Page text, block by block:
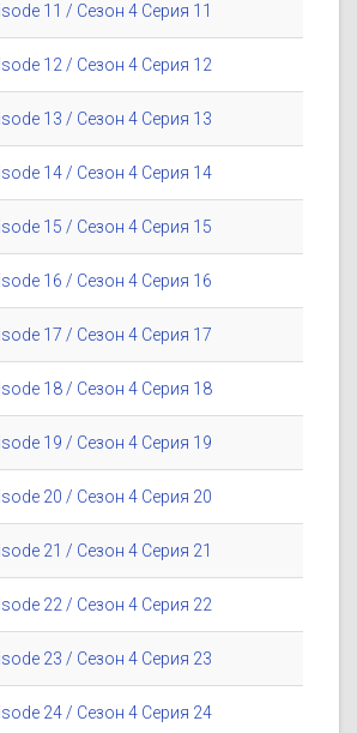
11 / Сезон 4 Серия 11
12 / Сезон 4 Серия 12
13 / Сезон 4 Серия 13
14 / Сезон 4 Серия 14
15 / Сезон 4 Серия 15
16 / Сезон 4 Серия 16
17 / Сезон 4 Серия 17
18 / Сезон 4 Серия 18
19 / Сезон 4 Серия 19
20 / Сезон 4 Серия 20
21 / Сезон 4 Серия 21
22 / Сезон 4 Серия 22
23 / Сезон 4 Серия 23
24 / Сезон 4 Серия 24